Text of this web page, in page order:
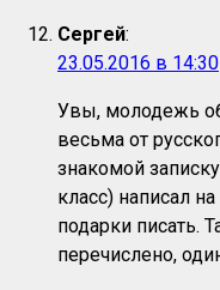
Сергей:
23.05.2016 в 14:30
Увы, молодежь
весьма от
знакомой
класс) написал
подарки писать.
перечислено,